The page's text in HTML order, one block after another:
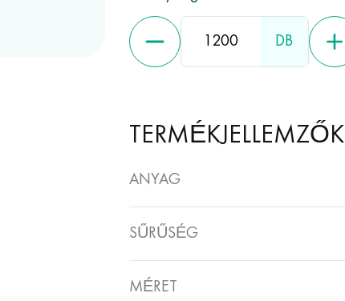
tárolására.
DB
TERMÉKJELLEMZŐK
ANYAG
SŰRŰSÉG
MÉRET